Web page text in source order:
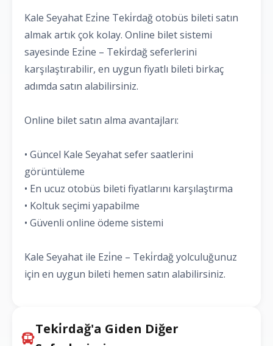
Kale Seyahat Ezi̇ne Teki̇rdağ otobüs bileti satın
almak artık çok kolay. Online bilet sistemi
sayesinde Ezi̇ne – Teki̇rdağ seferlerini
karşılaştırabilir, en uygun fiyatlı bileti birkaç
adımda satın alabilirsiniz.
Online bilet satın alma avantajları:
• Güncel Kale Seyahat sefer saatlerini
görüntüleme
• En ucuz otobüs bileti fiyatlarını karşılaştırma
• Koltuk seçimi yapabilme
• Güvenli online ödeme sistemi
Kale Seyahat ile Ezi̇ne – Teki̇rdağ yolculuğunuz
için en uygun bileti hemen satın alabilirsiniz.
Teki̇rdağ'a Giden Diğer